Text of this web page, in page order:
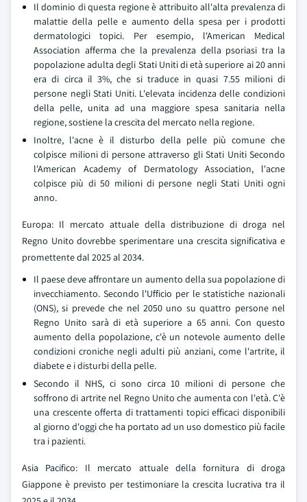
Il dominio di questa regione è attribuito all'alta prevalenza di
malattie della pelle e aumento della spesa per i prodotti
dermatologici topici. Per esempio, l'American Medical
Association afferma che la prevalenza della psoriasi tra la
popolazione adulta degli Stati Uniti di età superiore ai 20 anni
era di circa il 3%, che si traduce in quasi 7.55 milioni di
persone negli Stati Uniti. L'elevata incidenza delle condizioni
della pelle, unita ad una maggiore spesa sanitaria nella
regione, sostiene la crescita del mercato nella regione.
Inoltre, l'acne è il disturbo della pelle più comune che
colpisce milioni di persone attraverso gli Stati Uniti Secondo
l'American Academy of Dermatology Association, l'acne
colpisce più di 50 milioni di persone negli Stati Uniti ogni
anno.
Europa: Il mercato attuale della distribuzione di droga nel
Regno Unito dovrebbe sperimentare una crescita significativa e
promettente dal 2025 al 2034.
Il paese deve affrontare un aumento della sua popolazione di
invecchiamento. Secondo l'Ufficio per le statistiche nazionali
(ONS), si prevede che nel 2050 uno su quattro persone nel
Regno Unito sarà di età superiore a 65 anni. Con questo
aumento della popolazione, c'è un notevole aumento delle
condizioni croniche negli adulti più anziani, come l'artrite, il
diabete e i disturbi della pelle.
Secondo il NHS, ci sono circa 10 milioni di persone che
soffrono di artrite nel Regno Unito che aumenta con l'età. C'è
una crescente offerta di trattamenti topici efficaci disponibili
al giorno d'oggi che ha portato ad un uso domestico più facile
tra i pazienti.
Asia Pacifico: Il mercato attuale della fornitura di droga
Giappone è previsto per testimoniare la crescita lucrativa tra il